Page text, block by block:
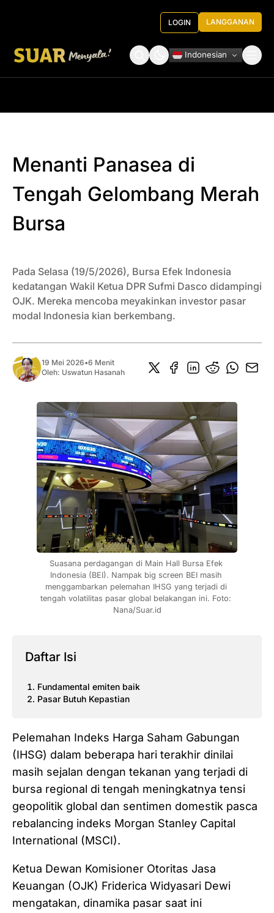
LOGIN LANGGANAN
Indonesian
Menanti Panasea di
Tengah Gelombang Merah
Bursa
Pada Selasa (19/5/2026), Bursa Efek Indonesia
kedatangan Wakil Ketua DPR Sufmi Dasco didampingi
OJK. Mereka mencoba meyakinkan investor pasar
modal Indonesia kian berkembang.
19 Mei 2026•6 Menit
Oleh: Uswatun Hasanah
Suasana perdagangan di Main Hall Bursa Efek
Indonesia (BEI). Nampak big screen BEI masih
menggambarkan pelemahan IHSG yang terjadi di
tengah volatilitas pasar global belakangan ini. Foto:
Nana/Suar.id
Daftar Isi
Fundamental emiten baik
Pasar Butuh Kepastian
Pelemahan Indeks Harga Saham Gabungan
(IHSG) dalam beberapa hari terakhir dinilai
masih sejalan dengan tekanan yang terjadi di
bursa regional di tengah meningkatnya tensi
geopolitik global dan sentimen domestik pasca
rebalancing indeks Morgan Stanley Capital
International (MSCI).
Ketua Dewan Komisioner Otoritas Jasa
Keuangan (OJK) Friderica Widyasari Dewi
mengatakan, dinamika pasar saat ini